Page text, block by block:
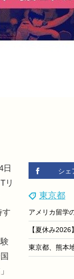
シェ
東京都
リ
す